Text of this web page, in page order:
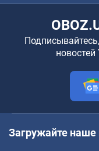
Загружайте